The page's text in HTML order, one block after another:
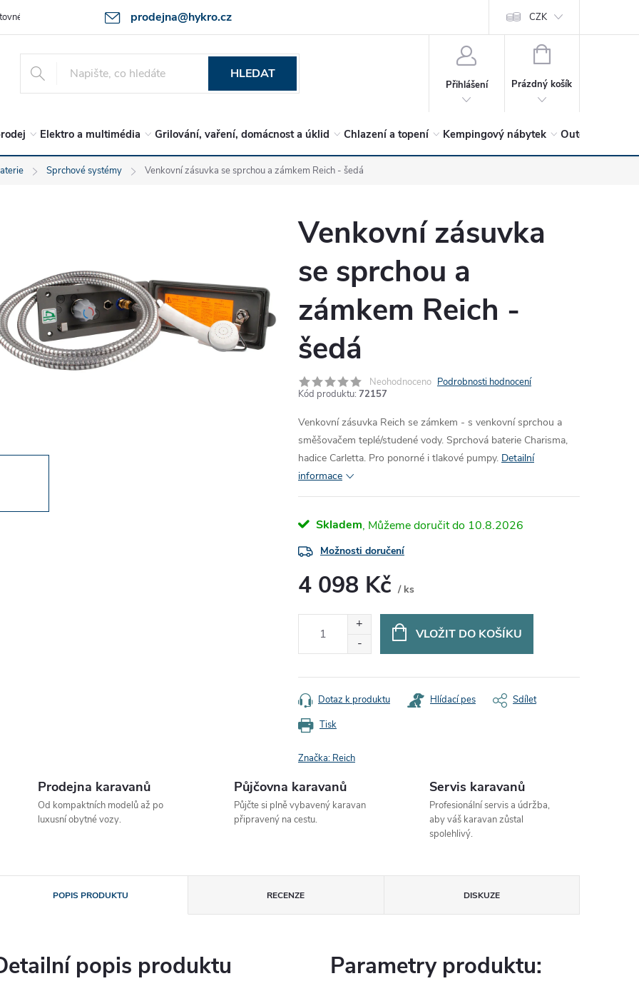
prodejna@hykro.cz
Ochrana osob. údajů - GDPR Postup při reklamaci -jak zboží vrátit? O společnosti Hodnocení obchodu
CZK
HLEDAT
Přihlášení
NÁKUPNÍ
Prázdný košík
Elektro a multimédia Grilování, vaření, domácnost a úklid Chlazení a topení Kempingový nábytek Outdoor a
Sprchové systémy Venkovní zásuvka se sprchou a zámkem Reich - šedá
Venkovní zásuvka
se sprchou a
zámkem Reich -
šedá
Neohodnoceno Podrobnosti hodnocení
Kód produktu: 72157
Venkovní zásuvka Reich se zámkem - s venkovní sprchou a
směšovačem teplé/studené vody. Sprchová baterie Charisma,
hadice Carletta. Pro ponorné i tlakové pumpy. Detailní
informace
Skladem 10.8.2026
Možnosti doručení
4 098 Kč / ks
VLOŽIT DO KOŠÍKU
Tisk
Dotaz k produktu Hlídací pes Sdílet
Značka: Reich
Prodejna karavanů
Od kompaktních modelů až po
luxusní obytné vozy.
Půjčovna karavanů
Půjčte si plně vybavený karavan
připravený na cestu.
Servis karavanů
Profesionální servis a údržba,
aby váš karavan zůstal
spolehlivý.
POPIS PRODUKTU RECENZE DISKUZE
popis produktu
Parametry produktu: